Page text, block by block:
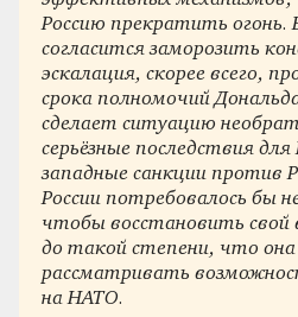
Россию прекратить огонь.
согласится заморозить
эскалация, скорее всего,
срока полномочий
сделает ситуацию
серьёзные последствия
западные санкции против
России потребовалось бы
чтобы восстановить свой
до такой степени, что она
рассматривать
на НАТО.